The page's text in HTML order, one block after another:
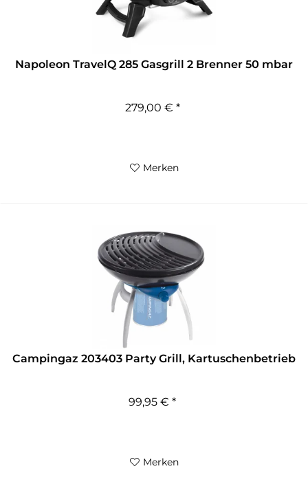
Napoleon TravelQ 285 Gasgrill 2 Brenner 50 mbar
279,00 € *
Merken
Campingaz 203403 Party Grill, Kartuschenbetrieb
99,95 € *
Merken